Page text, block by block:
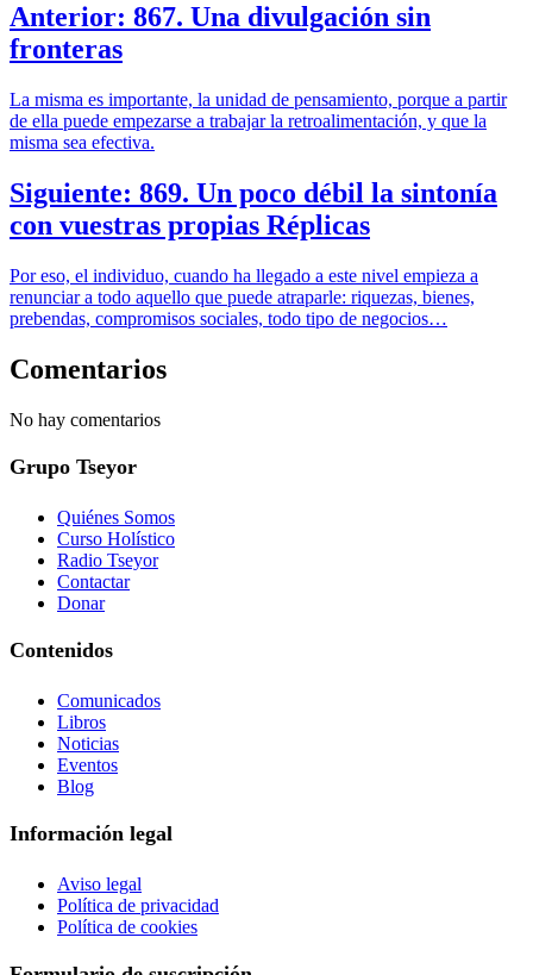
Anterior: 867. Una divulgación sin
fronteras
La misma es importante, la unidad de pensamiento, porque a partir
de ella puede empezarse a trabajar la retroalimentación, y que la
misma sea efectiva.
Siguiente: 869. Un poco débil la sintonía
con vuestras propias Réplicas
Por eso, el individuo, cuando ha llegado a este nivel empieza a
renunciar a todo aquello que puede atraparle: riquezas, bienes,
prebendas, compromisos sociales, todo tipo de negocios…
Comentarios
No hay comentarios
Grupo Tseyor
Quiénes Somos
Curso Holístico
Radio Tseyor
Contactar
Donar
Contenidos
Comunicados
Libros
Noticias
Eventos
Blog
Información legal
Aviso legal
Política de privacidad
Política de cookies